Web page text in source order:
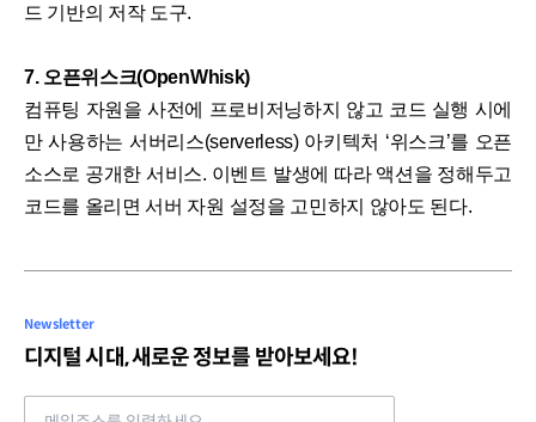
드 기반의 저작 도구.
7. 오픈위스크(OpenWhisk)
컴퓨팅 자원을 사전에 프로비저닝하지 않고 코드 실행 시에
만 사용하는 서버리스(serverless) 아키텍처 ‘위스크’를 오픈
소스로 공개한 서비스. 이벤트 발생에 따라 액션을 정해두고
코드를 올리면 서버 자원 설정을 고민하지 않아도 된다.
Newsletter
디지털 시대, 새로운 정보를 받아보세요!
Email address